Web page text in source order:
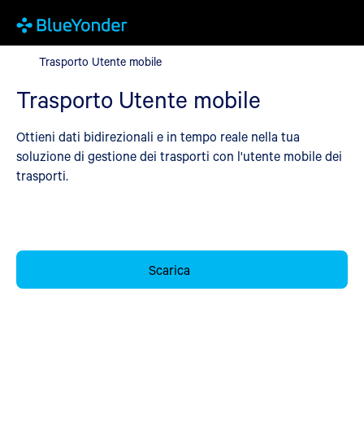
Trasporto Utente mobile
Trasporto Utente mobile
Trasporto Utente mobile
Ottieni dati bidirezionali e in tempo reale nella tua
soluzione di gestione dei trasporti con l'utente mobile dei
trasporti.
Scarica